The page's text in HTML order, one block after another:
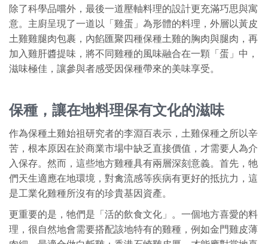
除了科學品嚐外，最後一道壓軸料理的設計更充滿巧思與寓
意。主廚呈現了一道以「雞蛋」為形體的料理，外層以黃皮
土雞雞腿肉包裹，內餡匯聚四種保種土雞的胸肉與腿肉，再
加入雞肝醬提味，將不同雞種的風味融合在一顆「蛋」中，
滋味極佳，讓參與者感受因保種帶來的美味享受。
保種，讓在地料理保有文化的滋味
作為保種土雞始祖研究者的李淵百表示，土雞保種之所以辛
苦，根本原因在於商業市場中缺乏直接價值，才需要人為介
入保存。然而，這些地方雞種具有兩層深刻意義。首先，牠
們天生適應在地環境，對禽流感等疾病有更好的抵抗力，這
是工業化雞種所沒有的珍貴基因資產。
更重要的是，牠們是「活的飲食文化」。一個地方喜愛的料
理，很自然地會需要搭配該地特有的雞種，例如金門雞皮薄